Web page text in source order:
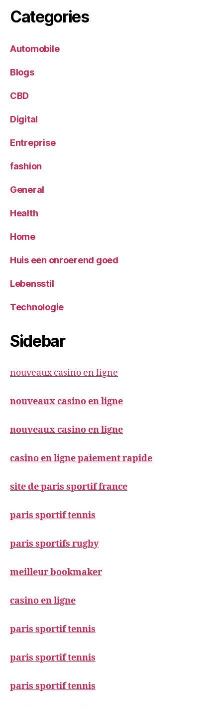
Categories
Automobile
Blogs
CBD
Digital
Entreprise
fashion
General
Health
Home
Huis een onroerend goed
Lebensstil
Technologie
Sidebar
nouveaux casino en ligne
nouveaux casino en ligne
nouveaux casino en ligne
casino en ligne paiement rapide
site de paris sportif france
paris sportif tennis
paris sportifs rugby
meilleur bookmaker
casino en ligne
paris sportif tennis
paris sportif tennis
paris sportif tennis